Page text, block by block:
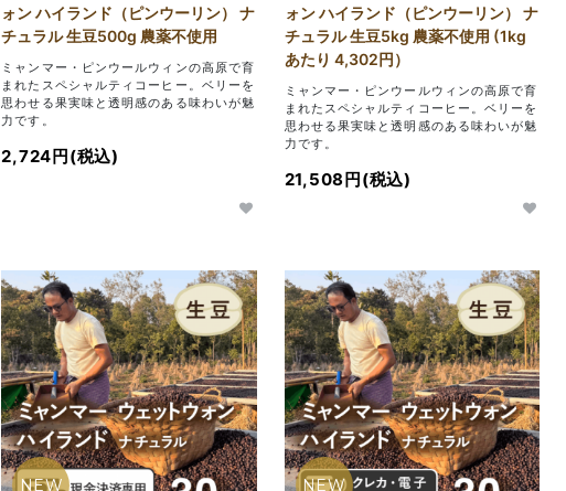
ォン ハイランド（ピンウーリン） ナ
チュラル 生豆500g 農薬不使用
ミャンマー・ピンウールウィンの高原で育
まれたスペシャルティコーヒー。ベリーを
思わせる果実味と透明感のある味わいが魅
力です。
2,724円(税込)
ォン ハイランド（ピンウーリン） ナ
チュラル 生豆5kg 農薬不使用 (1kg
あたり 4,302円）
ミャンマー・ピンウールウィンの高原で育
まれたスペシャルティコーヒー。ベリーを
思わせる果実味と透明感のある味わいが魅
力です。
21,508円(税込)
NEW NEW